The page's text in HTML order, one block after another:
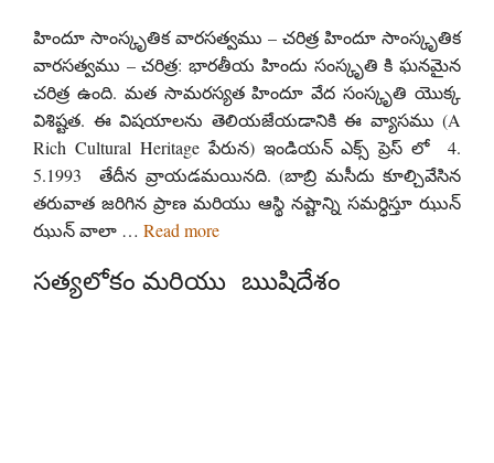
హిందూ సాంస్కృతిక వారసత్వము – చరిత్ర హిందూ సాంస్కృతిక
వారసత్వము – చరిత్ర: భారతీయ హిందు సంస్కృతి కి ఘనమైన
చరిత్ర ఉంది. మత సామరస్యత హిందూ వేద సంస్కృతి యొక్క
విశిష్టత. ఈ విషయాలను తెలియజేయడానికి ఈ వ్యాసము (A
Rich Cultural Heritage పేరున) ఇండియన్ ఎక్స్ ప్రెస్ లో 4.
5.1993 తేదీన వ్రాయడమయినది. (బాబ్రి మసీదు కూల్చివేసిన
తరువాత జరిగిన ప్రాణ మరియు ఆస్థి నష్టాన్ని సమర్ధిస్తూ ఝున్
ఝున్ వాలా … Read more
సత్యలోకం మరియు ఋషిదేశం